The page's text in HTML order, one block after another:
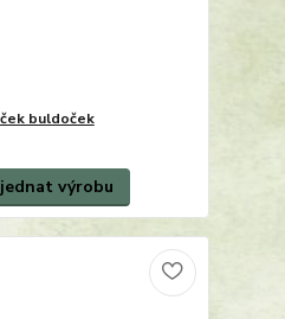
buldoček
výrobu